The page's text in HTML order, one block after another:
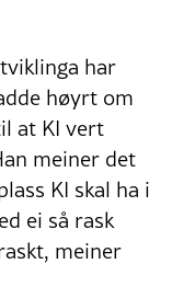
har
høyrt om
at KI vert
meiner det
KI skal ha i
ei så rask
meiner